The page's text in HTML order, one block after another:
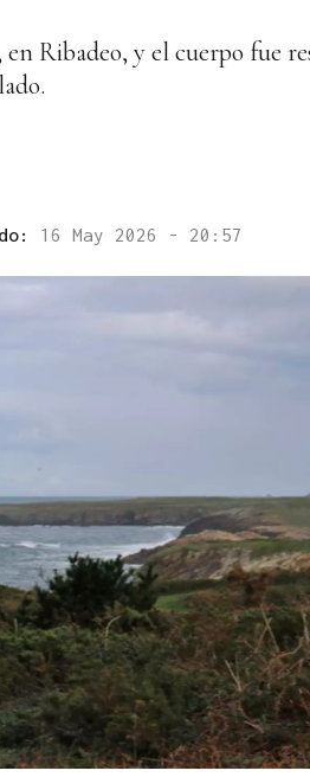
Ribadeo, y el cuerpo fue
16 May 2026 - 20:57